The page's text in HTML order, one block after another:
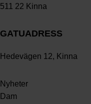
511 22 Kinna
GATUADRESS
Hedevägen 12, Kinna
Nyheter
Dam